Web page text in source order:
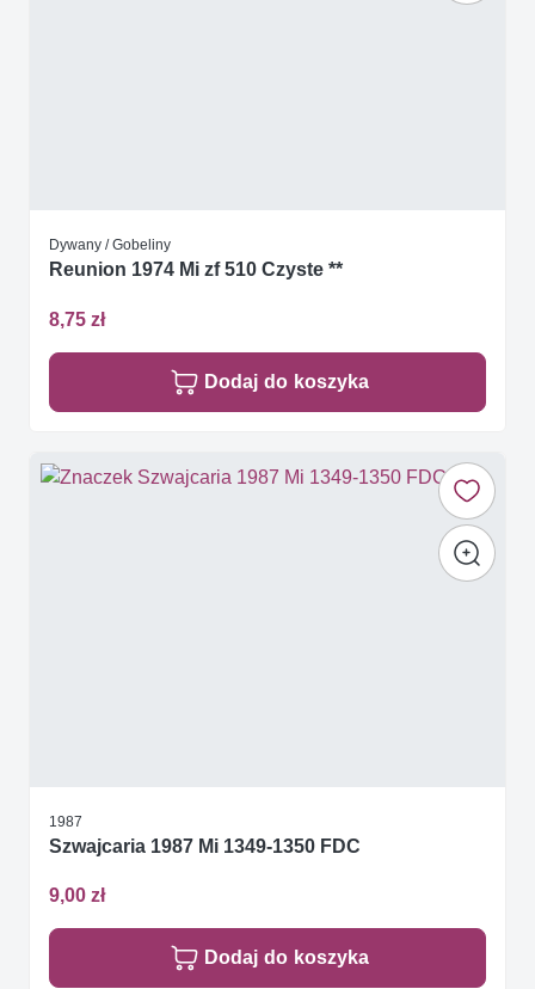
Dywany / Gobeliny
Reunion 1974 Mi zf 510 Czyste **
8,75 zł
Dodaj do koszyka
1987
Szwajcaria 1987 Mi 1349-1350 FDC
9,00 zł
Dodaj do koszyka